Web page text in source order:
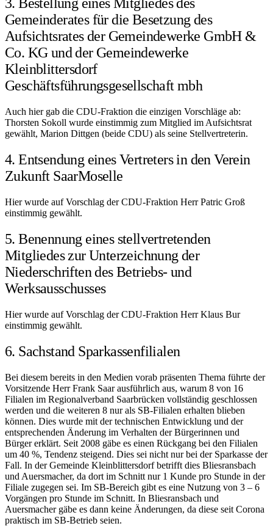
3. Bestellung eines Mitgliedes des
Gemeinderates für die Besetzung des
Aufsichtsrates der Gemeindewerke GmbH &
Co. KG und der Gemeindewerke
Kleinblittersdorf
Geschäftsführungsgesellschaft mbh
Auch hier gab die CDU-Fraktion die einzigen Vorschläge ab:
Thorsten Sokoll wurde einstimmig zum Mitglied im Aufsichtsrat
gewählt, Marion Dittgen (beide CDU) als seine Stellvertreterin.
4. Entsendung eines Vertreters in den Verein
Zukunft SaarMoselle
Hier wurde auf Vorschlag der CDU-Fraktion Herr Patric Groß
einstimmig gewählt.
5. Benennung eines stellvertretenden
Mitgliedes zur Unterzeichnung der
Niederschriften des Betriebs- und
Werksausschusses
Hier wurde auf Vorschlag der CDU-Fraktion Herr Klaus Bur
einstimmig gewählt.
6. Sachstand Sparkassenfilialen
Bei diesem bereits in den Medien vorab präsenten Thema führte der
Vorsitzende Herr Frank Saar ausführlich aus, warum 8 von 16
Filialen im Regionalverband Saarbrücken vollständig geschlossen
werden und die weiteren 8 nur als SB-Filialen erhalten blieben
können. Dies wurde mit der technischen Entwicklung und der
entsprechenden Änderung im Verhalten der Bürgerinnen und
Bürger erklärt. Seit 2008 gäbe es einen Rückgang bei den Filialen
um 40 %, Tendenz steigend. Dies sei nicht nur bei der Sparkasse der
Fall. In der Gemeinde Kleinblittersdorf betrifft dies Bliesransbach
und Auersmacher, da dort im Schnitt nur 1 Kunde pro Stunde in der
Filiale zugegen sei. Im SB-Bereich gibt es eine Nutzung von 3 – 6
Vorgängen pro Stunde im Schnitt. In Bliesransbach und
Auersmacher gäbe es dann keine Änderungen, da diese seit Corona
praktisch im SB-Betrieb seien.